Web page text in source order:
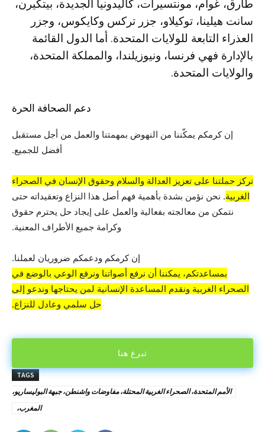
طارق، غوام، مونتسيرات، كاليدونيا الجديدة، بيتكيرن،
سانت هيلينا، توكيلاو، جزر تركس وكايكوس، وجزر
العذراء التابعة للولايات المتحدة. أما الدول القائمة
بالإدارة فهي فرنسا، ونيوزيلندا، والمملكة المتحدة،
والولايات المتحدة.
دعم الصحافة الحرة
إن كرمكم يمكّننا من النهوض بمهمتنا والعمل من أجل مستقبل
أفضل للجميع.
تركز حملتنا على تعزيز العدالة والسلام وحقوق الإنسان في الصحراء
الغربية. نحن نؤمن بشدة بأهمية فهم أصل هذا النزاع وتعقيداته حتى
نتمكن من معالجته بفعالية والعمل على إيجاد حل يحترم حقوق
وكرامة جميع الأطراف المعنية.
إن كرمكم ودعمكم ضروريان لعملنا.
بمساعدتكم، يمكننا أن نرفع أصواتنا ونرفع الوعي بالوضع في
الصحراء الغربية ونقدم المساعدة الإنسانية لمن يحتاجها وندعو إلى
حل سلمي وعادل للنزاع.
تبرع هنا
TAGS
الأمم المتحدة، الصحراء الغربية المحتلة، مفاوضات واشنطن، جبهة البوليساريو،
المغرب،